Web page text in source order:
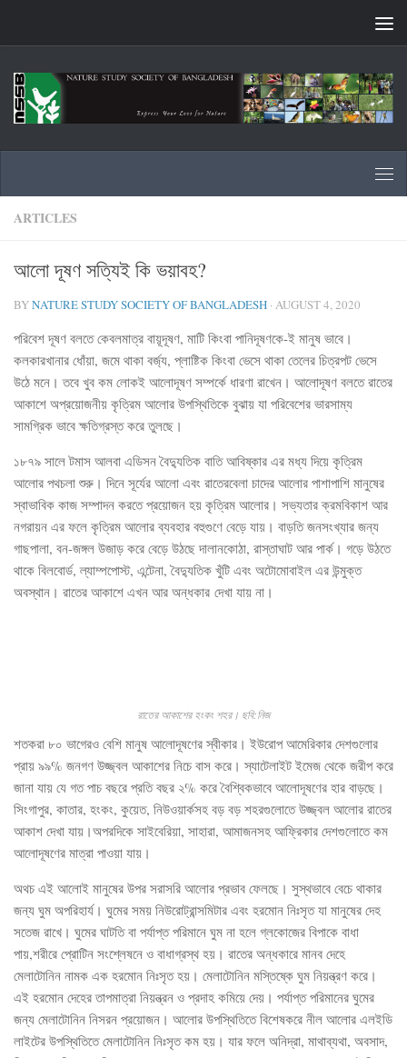
ARTICLES
আলো দূষণ সত্যিই কি ভয়াবহ?
BYNATURE STUDY SOCIETY OF BANGLADESH · AUGUST 4, 2020
পরিবেশ দূষণ বলতে কেবলমাত্র বায়ূদূষণ, মাটি কিংবা পানিদূষণকে-ই মানুষ ভাবে।
কলকারখানার ধোঁয়া, জমে থাকা বর্জ্য, প্লাষ্টিক কিংবা ভেসে থাকা তেলের চিত্রপট ভেসে
উঠে মনে। তবে খুব কম লোকই আলোদূষণ সম্পর্কে ধারণা রাখেন। আলোদূষণ বলতে রাতের
আকাশে অপ্রয়োজনীয় কৃত্রিম আলোর উপস্থিতিকে বুঝায় যা পরিবেশের ভারসাম্য
সামগ্রিক ভাবে ক্ষতিগ্রস্ত করে তুলছে।
১৮৭৯ সালে টমাস আলবা এডিসন বৈদ্যুতিক বাতি আবিষ্কার এর মধ্য দিয়ে কৃত্রিম
আলোর পথচলা শুরু। দিনে সূর্যের আলো এবং রাতেরবেলা চাদের আলোর পাশাপাশি মানুষের
স্বাভাবিক কাজ সম্পাদন করতে প্রয়োজন হয় কৃত্রিম আলোর। সভ্যতার ক্রমবিকাশ আর
নগরায়ন এর ফলে কৃত্রিম আলোর ব্যবহার বহুগুণে বেড়ে যায়। বাড়তি জনসংখ্যার জন্য
গাছপালা, বন-জঙ্গল উজাড় করে বেড়ে উঠছে দালানকোঠা, রাস্তাঘাট আর পার্ক। গড়ে উঠতে
থাকে বিলবোর্ড, ল্যাম্পপোস্ট, এন্টেনা, বৈদ্যুতিক খুঁটি এবং অটোমোবাইল এর উন্মুক্ত
অবস্থান। রাতের আকাশে এখন আর অন্ধকার দেখা যায় না।
রাতের আকাশের হংকং শহর। ছবি:নিজ
শতকরা ৮০ ভাগেরও বেশি মানুষ আলোদূষণের স্বীকার। ইউরোপ আমেরিকার দেশগুলোর
প্রায় ৯৯% জনগণ উজ্জ্বল আকাশের নিচে বাস করে। স্যাটেলাইট ইমেজ থেকে জরীপ করে
জানা যায় যে গত পাচ বছরে প্রতি বছর ২% করে বৈশ্বিকভাবে আলোদূষণের হার বাড়ছে।
সিংগাপুর, কাতার, হংকং, কুয়েত, নিউওয়ার্কসহ বড় বড় শহরগুলোতে উজ্জ্বল আলোর রাতের
আকাশ দেখা যায়।অপরদিকে সাইবেরিয়া, সাহারা, আমাজনসহ আফ্রিকার দেশগুলোতে কম
আলোদূষণের মাত্রা পাওয়া যায়।
অথচ এই আলোই মানুষের উপর সরাসরি আলোর প্রভাব ফেলছে। সুস্থভাবে বেচে থাকার
জন্য ঘুম অপরিহার্য। ঘুমের সময় নিউরোট্রান্সমিটার এবং হরমোন নিঃসৃত যা মানুষের দেহ
সতেজ রাখে। ঘুমের ঘাটতি বা পর্যাপ্ত পরিমানে ঘুম না হলে গ্লকোজের বিপাকে বাধা
পায়,শরীরে প্রোটিন সংশ্লেষনে ও বাধাগ্রস্থ হয়। রাতের অন্ধকারে মানব দেহে
মেলাটোনিন নামক এক হরমোন নিঃসৃত হয়। মেলাটোনিন মস্তিষ্কে ঘুম নিয়ন্ত্রণ করে।
এই হরমোন দেহের তাপমাত্রা নিয়ন্ত্রন ও প্রদাহ কমিয়ে দেয়। পর্যাপ্ত পরিমানের ঘুমের
জন্য মেলাটোনিন নিসরন প্রয়োজন। আলোর উপস্থিতিতে বিশেষকরে নীল আলোর এলইডি
লাইটের উপস্থিতিতে মেলাটোনিন নিঃসৃত কম হয়। যার ফলে অনিদ্রা, মাথাব্যথা, অবসাদ,